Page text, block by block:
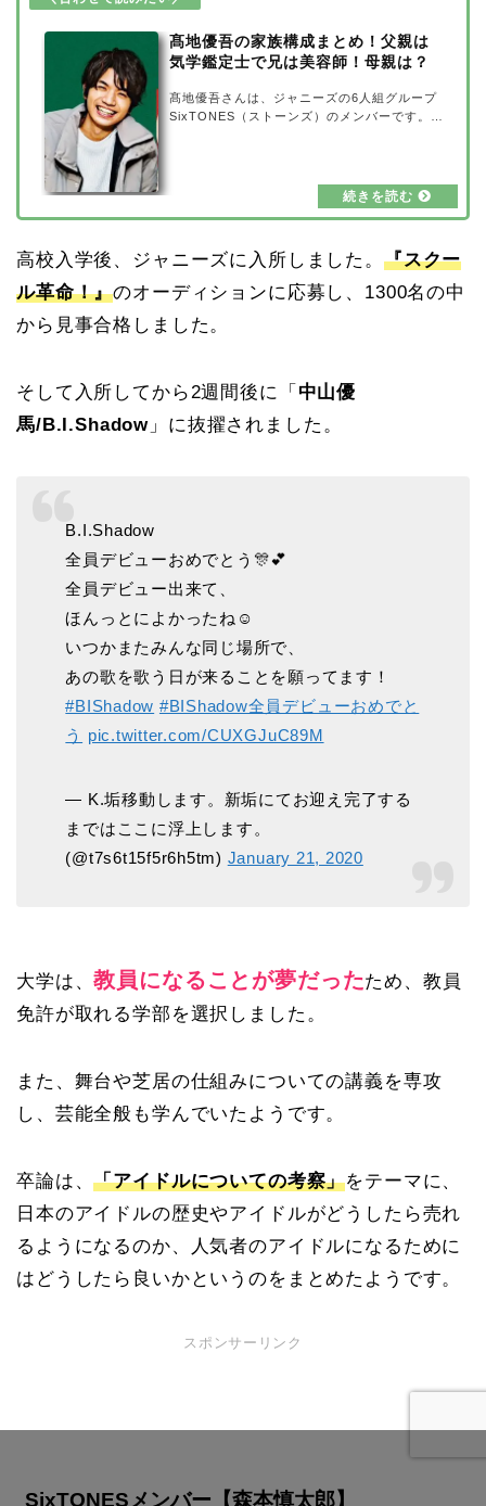
髙地優吾の家族構成まとめ！父親は
気学鑑定士で兄は美容師！母親は？
髙地優吾さんは、ジャニーズの6人組グループ
SixTONES（ストーンズ）のメンバーです。Si
いメンバーが多く、その歌唱力やパフォーマン
スにも注目が集まっています。そんなSixTON
した。父親は気学鑑定士で兄は美容師だという
噂がありますが、本当でしょうか？母親につい
ても合わせて調査しましたので、ご覧くださ
い！…
高校入学後、ジャニーズに入所しました。 『スクー
ル革命！』のオーディションに応募し、1300名の中
から見事合格しました。
そして入所してから2週間後に「 中山優
馬/B.I.Shadow 」に抜擢されました。
B.I.Shadow
全員デビューおめでとう🎊💕
全員デビュー出来て、
ほんっとによかったね☺️
いつかまたみんな同じ場所で、
あの歌を歌う日が来ることを願ってます！
#BIShadow #BIShadow全員デビューおめでと
う
pic.twitter.com/CUXGJuC89M
— K.垢移動します。新垢にてお迎え完了する
まではここに浮上します。
(@t7s6t15f5r6h5tm) January 21, 2020
大学は、教員になることが夢だったため、教員
免許が取れる学部を選択しました。
また、舞台や芝居の仕組みについての講義を専攻
し、芸能全般も学んでいたようです。
卒論は、「アイドルについての考察」をテーマに、
日本のアイドルの歴史やアイドルがどうしたら売れ
るようになるのか、人気者のアイドルになるために
はどうしたら良いかというのをまとめたようです。
スポンサーリンク
SixTONESメンバー【森本慎太郎】